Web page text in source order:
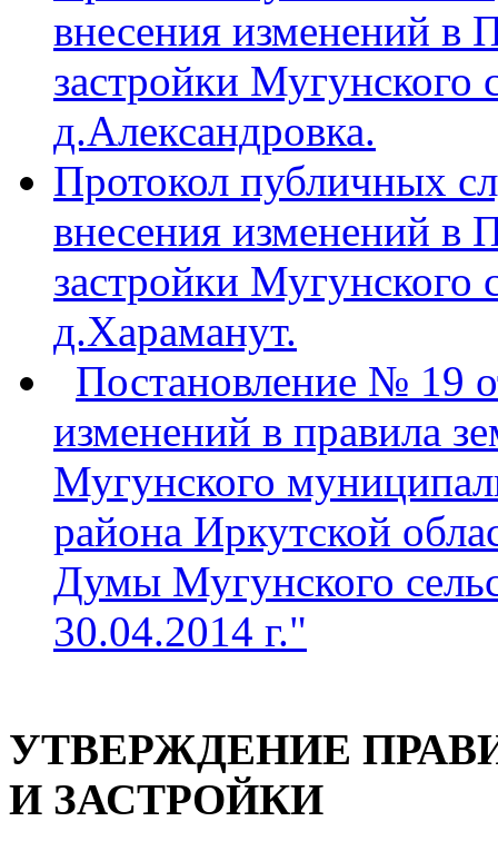
внесения изменений в
застройки Мугунского
д.Александровка.
Протокол публичных
внесения изменений в
застройки Мугунского
д.Хараманут.
Постановление № 19
изменений в правила
Мугунского
района Иркутской
Думы Мугунского
30.04.2014 г."
УТВЕРЖДЕНИЕ
И ЗАСТРОЙКИ